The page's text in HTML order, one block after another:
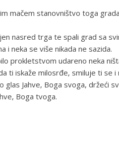
mačem stanovništvo toga
nasred trga te spali grad sa
i neka se više nikada ne sazida.
prokletstvom udareno neka
ti iskaže milosrđe, smiluje ti se
glas Jahve, Boga svoga, držeći
Boga tvoga.